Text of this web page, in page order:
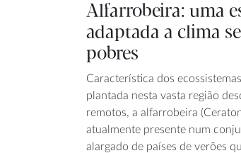
Alfarrobeira: uma
adaptada a clima
pobres
Característica dos
plantada nesta vasta região
remotos, a alfarrobeira
atualmente presente num
alargado de países de verões